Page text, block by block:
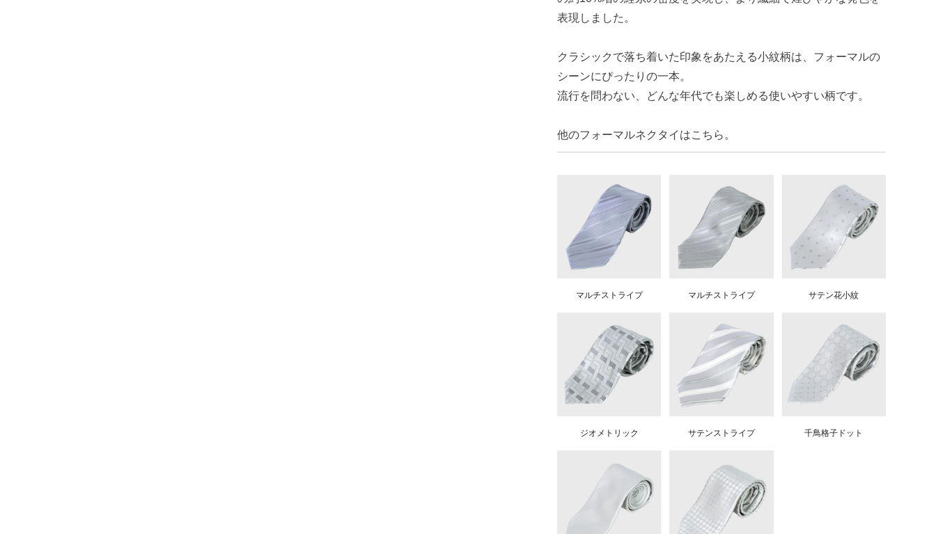
表現しました。
クラシックで落ち着いた印象をあたえる小紋柄は、フォーマルの
シーンにぴったりの一本。
流行を問わない、どんな年代でも楽しめる使いやすい柄です。
他のフォーマルネクタイはこちら。
マルチストライプ マルチストライプ サテン花小紋
ジオメトリック サテンストライプ 千鳥格子ドット